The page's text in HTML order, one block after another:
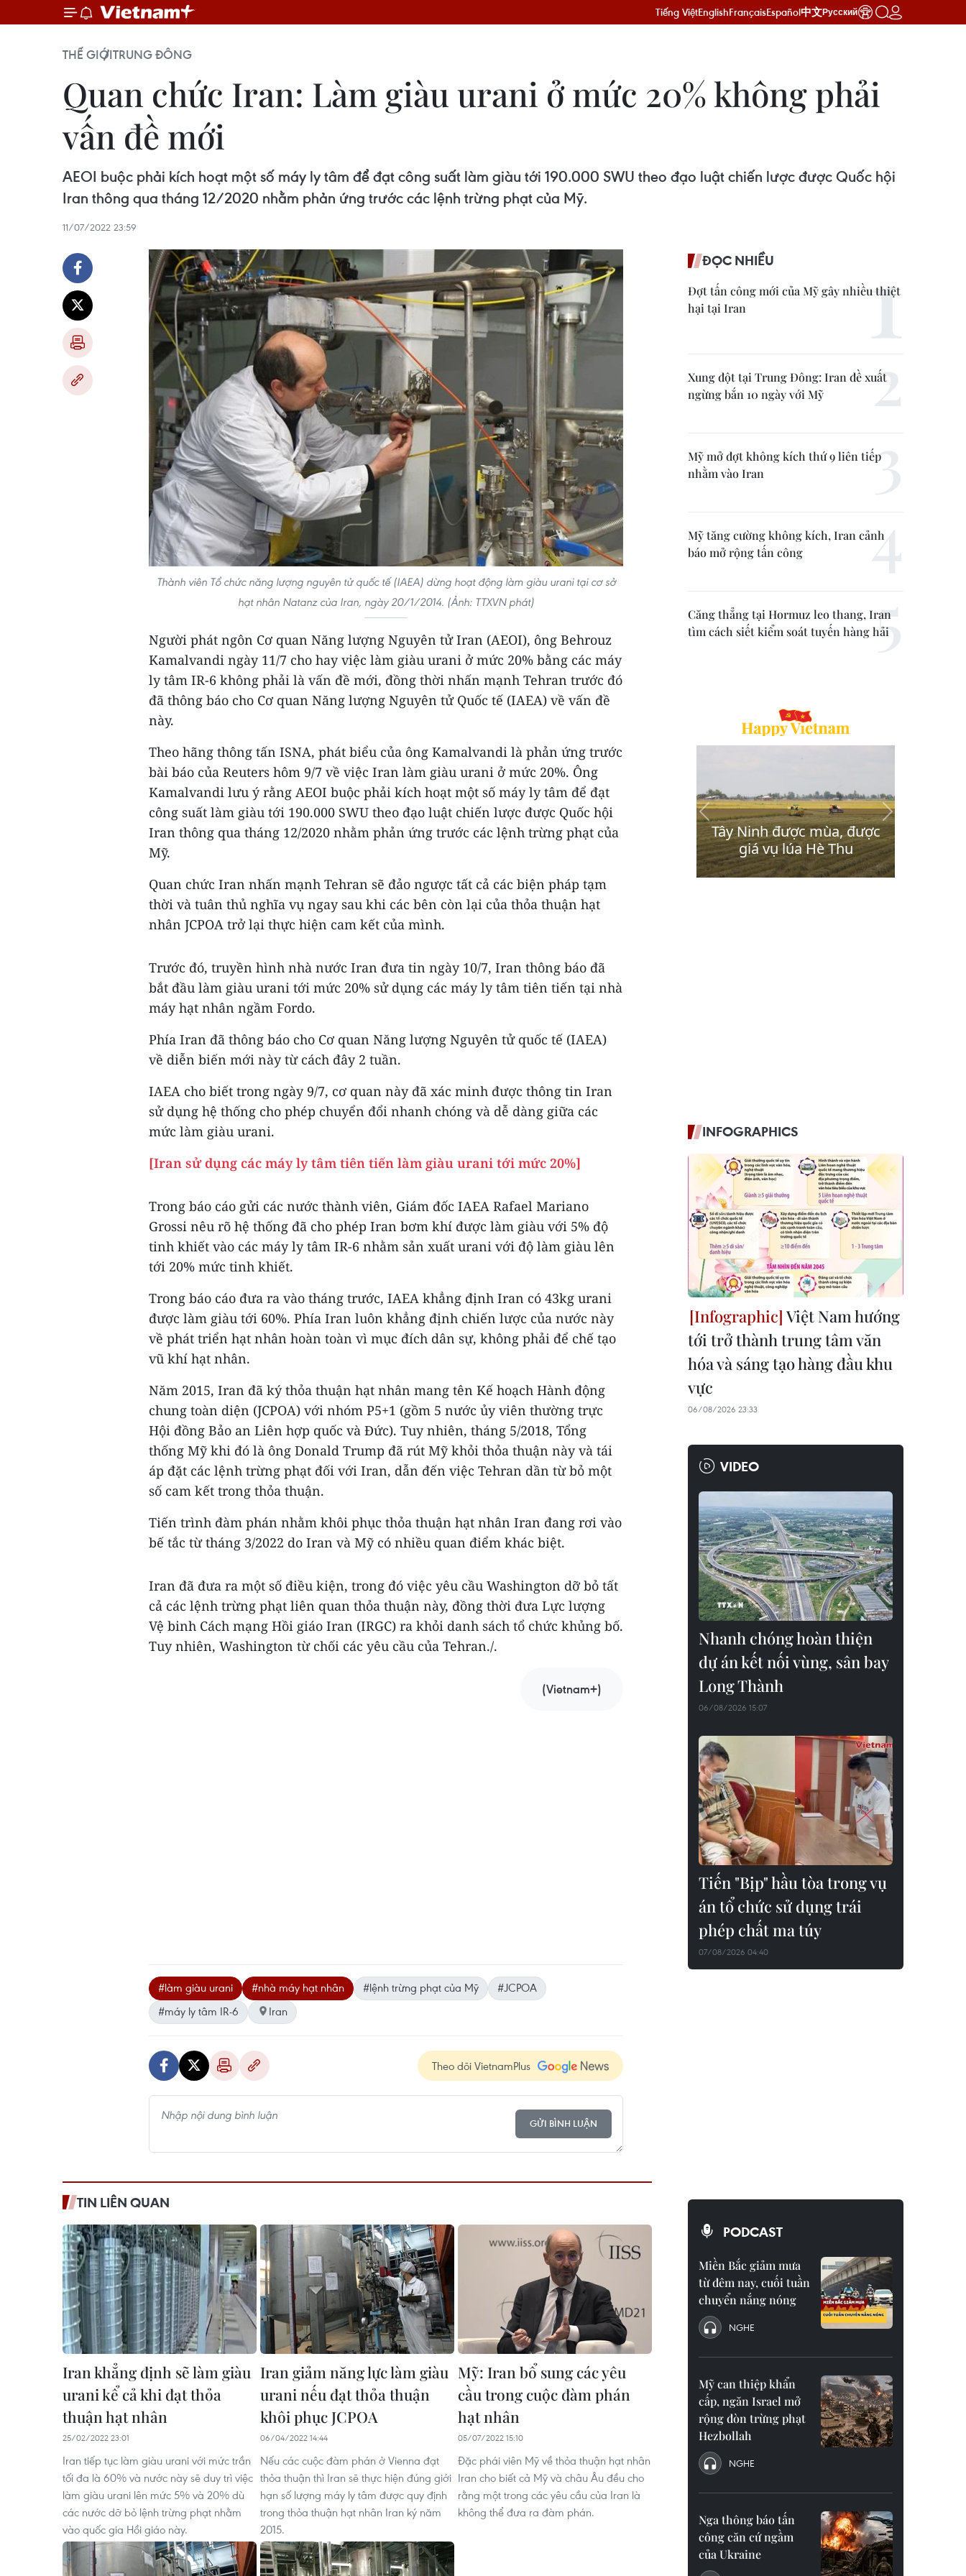
Tiếng ViệtEnglishFrançaisEspañol中文Русский
THẾ GIỚITRUNG ĐÔNG
Quan chức Iran: Làm giàu urani ở mức 20% không phải
vấn đề mới
AEOI buộc phải kích hoạt một số máy ly tâm để đạt công suất làm giàu tới 190.000 SWU theo đạo luật chiến lược được Quốc hội
Iran thông qua tháng 12/2020 nhằm phản ứng trước các lệnh trừng phạt của Mỹ.
11/07/2022 23:59
Thành viên Tổ chức năng lượng nguyên tử quốc tế (IAEA) dừng hoạt động làm giàu urani tại cơ sở
hạt nhân Natanz của Iran, ngày 20/1/2014. (Ảnh: TTXVN phát)
Người phát ngôn Cơ quan Năng lượng Nguyên tử Iran (AEOI), ông Behrouz
Kamalvandi ngày 11/7 cho hay việc làm giàu urani ở mức 20% bằng các máy
ly tâm IR-6 không phải là vấn đề mới, đồng thời nhấn mạnh Tehran trước đó
đã thông báo cho Cơ quan Năng lượng Nguyên tử Quốc tế (IAEA) về vấn đề
này.
Theo hãng thông tấn ISNA, phát biểu của ông Kamalvandi là phản ứng trước
bài báo của Reuters hôm 9/7 về việc Iran làm giàu urani ở mức 20%. Ông
Kamalvandi lưu ý rằng AEOI buộc phải kích hoạt một số máy ly tâm để đạt
công suất làm giàu tới 190.000 SWU theo đạo luật chiến lược được Quốc hội
Iran thông qua tháng 12/2020 nhằm phản ứng trước các lệnh trừng phạt của
Mỹ.
Quan chức Iran nhấn mạnh Tehran sẽ đảo ngược tất cả các biện pháp tạm
thời và tuân thủ nghĩa vụ ngay sau khi các bên còn lại của thỏa thuận hạt
nhân JCPOA trở lại thực hiện cam kết của mình.
Trước đó, truyền hình nhà nước Iran đưa tin ngày 10/7, Iran thông báo đã
bắt đầu làm giàu urani tới mức 20% sử dụng các máy ly tâm tiên tiến tại nhà
máy hạt nhân ngầm Fordo.
Phía Iran đã thông báo cho Cơ quan Năng lượng Nguyên tử quốc tế (IAEA)
về diễn biến mới này từ cách đây 2 tuần.
IAEA cho biết trong ngày 9/7, cơ quan này đã xác minh được thông tin Iran
sử dụng hệ thống cho phép chuyển đổi nhanh chóng và dễ dàng giữa các
mức làm giàu urani.
[Iran sử dụng các máy ly tâm tiên tiến làm giàu urani tới mức 20%]
Trong báo cáo gửi các nước thành viên, Giám đốc IAEA Rafael Mariano
Grossi nêu rõ hệ thống đã cho phép Iran bơm khí được làm giàu với 5% độ
tinh khiết vào các máy ly tâm IR-6 nhằm sản xuất urani với độ làm giàu lên
tới 20% mức tinh khiết.
Trong báo cáo đưa ra vào tháng trước, IAEA khẳng định Iran có 43kg urani
được làm giàu tới 60%. Phía Iran luôn khẳng định chiến lược của nước này
về phát triển hạt nhân hoàn toàn vì mục đích dân sự, không phải để chế tạo
vũ khí hạt nhân.
Năm 2015, Iran đã ký thỏa thuận hạt nhân mang tên Kế hoạch Hành động
chung toàn diện (JCPOA) với nhóm P5+1 (gồm 5 nước ủy viên thường trực
Hội đồng Bảo an Liên hợp quốc và Đức). Tuy nhiên, tháng 5/2018, Tổng
thống Mỹ khi đó là ông Donald Trump đã rút Mỹ khỏi thỏa thuận này và tái
áp đặt các lệnh trừng phạt đối với Iran, dẫn đến việc Tehran dần từ bỏ một
số cam kết trong thỏa thuận.
Tiến trình đàm phán nhằm khôi phục thỏa thuận hạt nhân Iran đang rơi vào
bế tắc từ tháng 3/2022 do Iran và Mỹ có nhiều quan điểm khác biệt.
Iran đã đưa ra một số điều kiện, trong đó việc yêu cầu Washington dỡ bỏ tất
cả các lệnh trừng phạt liên quan thỏa thuận này, đồng thời đưa Lực lượng
Vệ binh Cách mạng Hồi giáo Iran (IRGC) ra khỏi danh sách tổ chức khủng bố.
Tuy nhiên, Washington từ chối các yêu cầu của Tehran./.
(Vietnam+)
#làm giàu urani #nhà máy hạt nhân #lệnh trừng phạt của Mỹ
#JCPOA
#máy ly tâm IR-6
Iran
Theo dõi VietnamPlus
GỬI BÌNH LUẬN
TIN LIÊN QUAN
Iran khẳng định sẽ làm giàu
urani kể cả khi đạt thỏa
thuận hạt nhân
25/02/2022 23:01
Iran tiếp tục làm giàu urani với mức trần
tối đa là 60% và nước này sẽ duy trì việc
làm giàu urani lên mức 5% và 20% dù
các nước dỡ bỏ lệnh trừng phạt nhằm
vào quốc gia Hồi giáo này.
Iran giảm năng lực làm giàu
urani nếu đạt thỏa thuận
khôi phục JCPOA
06/04/2022 14:44
Nếu các cuộc đàm phán ở Vienna đạt
thỏa thuận thì Iran sẽ thực hiện đúng giới
hạn số lượng máy ly tâm được quy định
trong thỏa thuận hạt nhân Iran ký năm
2015.
Mỹ: Iran bổ sung các yêu
cầu trong cuộc đàm phán
hạt nhân
05/07/2022 15:10
Đặc phái viên Mỹ về thỏa thuận hạt nhân
Iran cho biết cả Mỹ và châu Âu đều cho
rằng một trong các yêu cầu của Iran là
không thể đưa ra đàm phán.
ĐỌC NHIỀU
Đợt tấn công mới của Mỹ gây nhiều thiệt
hại tại Iran
Xung đột tại Trung Đông: Iran đề xuất
ngừng bắn 10 ngày với Mỹ
Mỹ mở đợt không kích thứ 9 liên tiếp
nhằm vào Iran
Mỹ tăng cường không kích, Iran cảnh
báo mở rộng tấn công
Căng thẳng tại Hormuz leo thang, Iran
tìm cách siết kiểm soát tuyến hàng hải
INFOGRAPHICS
Việt Nam hướng
tới trở thành trung tâm văn
hóa và sáng tạo hàng đầu khu
vực
06/08/2026 23:33
VIDEO
Nhanh chóng hoàn thiện
dự án kết nối vùng, sân bay
Long Thành
06/08/2026 15:07
Tiến "Bịp" hầu tòa trong vụ
án tổ chức sử dụng trái
phép chất ma túy
07/08/2026 04:40
PODCAST
Miền Bắc giảm mưa
từ đêm nay, cuối tuần
chuyển nắng nóng
NGHE
Mỹ can thiệp khẩn
cấp, ngăn Israel mở
rộng đòn trừng phạt
Hezbollah
NGHE
Nga thông báo tấn
công căn cứ ngầm
của Ukraine